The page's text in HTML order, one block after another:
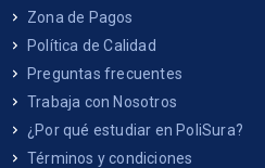
Zona de Pagos
Política de Calidad
Preguntas frecuentes
Trabaja con Nosotros
¿Por qué estudiar en PoliSura?
Términos y condiciones